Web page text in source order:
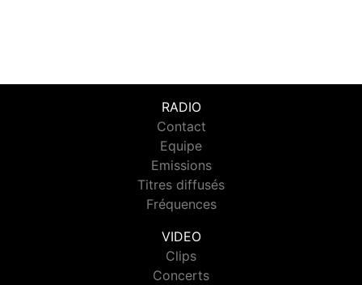
RADIO
Contact
Equipe
Emissions
Titres diffusés
Fréquences
VIDEO
Clips
Concerts